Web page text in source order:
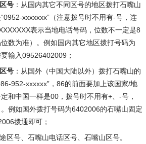
号：从国内其它不同区号的地区拨打石嘴山
xxxxxxx”（注意拨号时不用有-号，连
表示当地电话号码，位数不一定是8
数为准）。例如国内其它地区拨打号码为
输入09526402009；
号：从国外（中国大陆以外）拨打石嘴山的
952-xxxxxx”，86的前面要加上该国家/地
和中国一样是00，拨号时不用有+、-号，
例如国外拨打号码为6402006的石嘴山固定
拨通即可；
区号、石嘴山电话区号、石嘴山区号。